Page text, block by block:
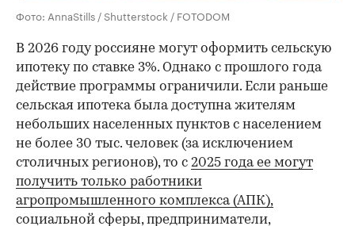
Фото: AnnaStills / Shutterstock / FOTODOM
В 2026 году россияне могут оформить сельскую
ипотеку по ставке 3%. Однако с прошлого года
действие программы ограничили. Если раньше
сельская ипотека была доступна жителям
небольших населенных пунктов с населением
не более 30 тыс. человек (за исключением
столичных регионов), то с 2025 года ее могут
получить только работники
агропромышленного комплекса (АПК),
социальной сферы, предприниматели,